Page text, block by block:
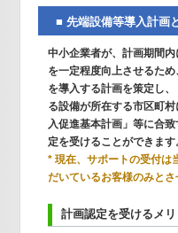
■ 先端設備等導入計画
中小企業者が、計画期間
を一定程度向上させるた
を導入する計画を策定し
る設備が所在する市区町
入促進基本計画」等に合
定を受けることができます
* 現在、サポートの受付は
だいているお客様のみとさ
計画認定を受けるメリ